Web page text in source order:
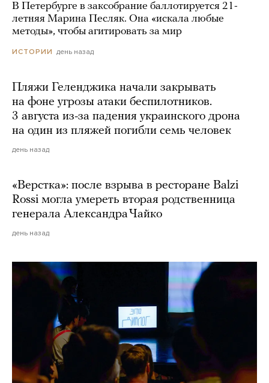
В Петербурге в заксобрание баллотируется 21-
летняя Марина Песляк. Она «искала любые
методы», чтобы агитировать за мир
ИСТОРИИ день назад
Пляжи Геленджика начали закрывать
на фоне угрозы атаки беспилотников.
3 августа из-за падения украинского дрона
на один из пляжей погибли семь человек
день назад
«Верстка»: после взрыва в ресторане Balzi
Rossi могла умереть вторая родственница
генерала Александра Чайко
день назад